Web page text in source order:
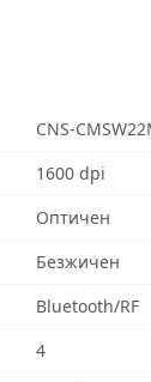
CNS-
1600 dpi
Оптичен
Безжичен
Bluetooth/RF
4